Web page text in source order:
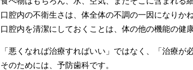
口腔内の不衛生さは、体全体の不調の一因になりかね
口腔内を清潔にしておくことは、体の他の機能の健
「悪くなれば治療すればいい」ではなく、「治療が
そのためには、予防歯科です。